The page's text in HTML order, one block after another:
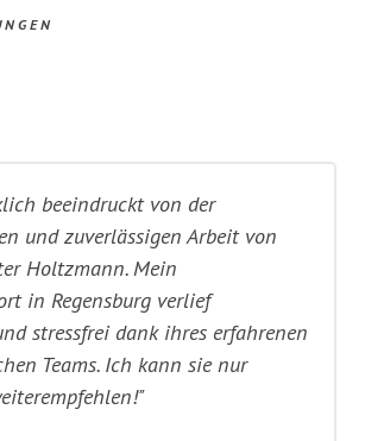
beeindruckt von der
und zuverlässigen Arbeit von
Holtzmann. Mein
in Regensburg verlief
stressfrei dank ihres erfahrenen
Teams. Ich kann sie nur